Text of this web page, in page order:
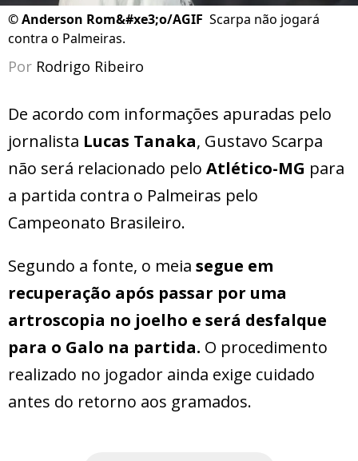
©Anderson Rom&#xe3;o/AGIF Scarpa não jogará
contra o Palmeiras.
Por Rodrigo Ribeiro
De acordo com informações apuradas pelo
jornalista Lucas Tanaka, Gustavo Scarpa
não será relacionado pelo Atlético-MG para
a partida contra o Palmeiras pelo
Campeonato Brasileiro.
Segundo a fonte, o meia segue em
recuperação após passar por uma
artroscopia no joelho e será desfalque
para o Galo na partida. O procedimento
realizado no jogador ainda exige cuidado
antes do retorno aos gramados.